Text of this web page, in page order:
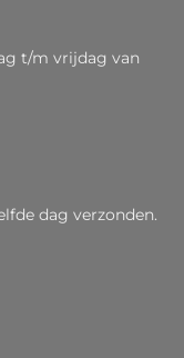
t/m vrijdag van
dag verzonden.